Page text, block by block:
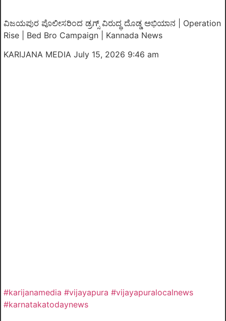
ವಿಜಯಪುರ ಪೊಲೀಸರಿಂದ ಡ್ರಗ್ಸ್ ವಿರುದ್ಧ ದೊಡ್ಡ ಅಭಿಯಾನ | Operation
Rise | Bed Bro Campaign | Kannada News
KARIJANA MEDIA July 15, 2026 9:46 am
#karijanamedia #vijayapura #vijayapuralocalnews
#karnatakatodaynews